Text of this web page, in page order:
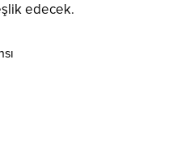
edecek.